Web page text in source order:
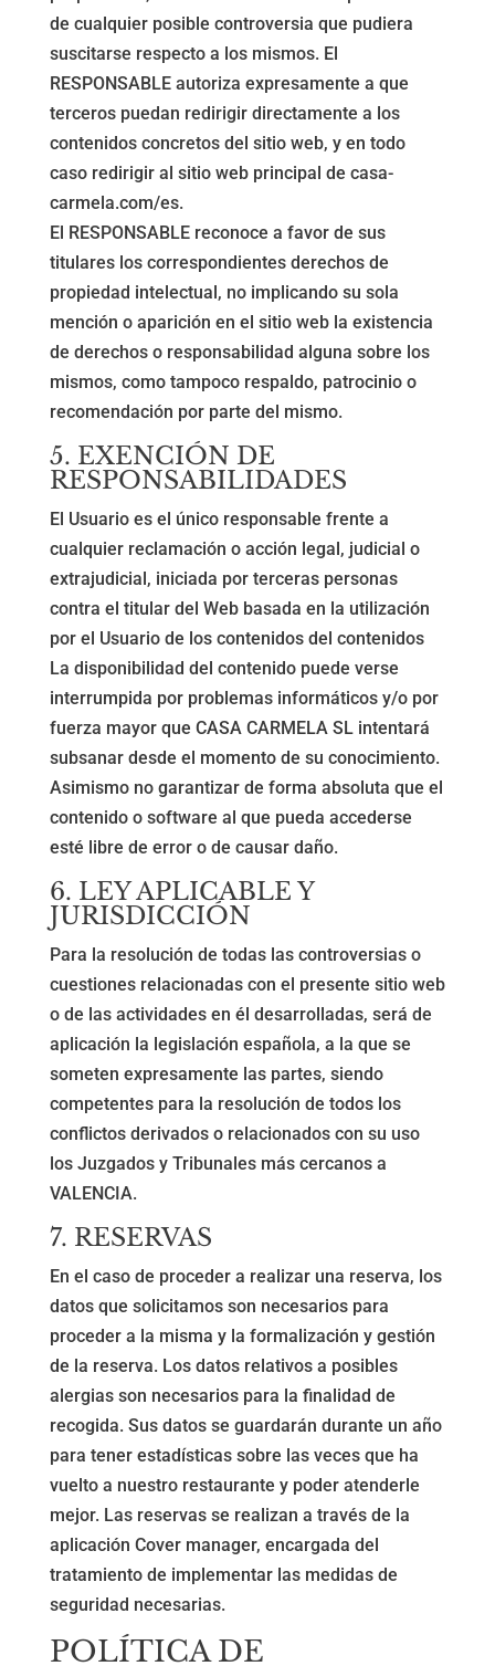
de cualquier posible controversia que pudiera
suscitarse respecto a los mismos. El
RESPONSABLE autoriza expresamente a que
terceros puedan redirigir directamente a los
contenidos concretos del sitio web, y en todo
caso redirigir al sitio web principal de casa-
carmela.com/es.
El RESPONSABLE reconoce a favor de sus
titulares los correspondientes derechos de
propiedad intelectual, no implicando su sola
mención o aparición en el sitio web la existencia
de derechos o responsabilidad alguna sobre los
mismos, como tampoco respaldo, patrocinio o
recomendación por parte del mismo.
5. EXENCIÓN DE
RESPONSABILIDADES
El Usuario es el único responsable frente a
cualquier reclamación o acción legal, judicial o
extrajudicial, iniciada por terceras personas
contra el titular del Web basada en la utilización
por el Usuario de los contenidos del contenidos
La disponibilidad del contenido puede verse
interrumpida por problemas informáticos y/o por
fuerza mayor que CASA CARMELA SL intentará
subsanar desde el momento de su conocimiento.
Asimismo no garantizar de forma absoluta que el
contenido o software al que pueda accederse
esté libre de error o de causar daño.
6. LEY APLICABLE Y
JURISDICCIÓN
Para la resolución de todas las controversias o
cuestiones relacionadas con el presente sitio web
o de las actividades en él desarrolladas, será de
aplicación la legislación española, a la que se
someten expresamente las partes, siendo
competentes para la resolución de todos los
conflictos derivados o relacionados con su uso
los Juzgados y Tribunales más cercanos a
VALENCIA.
7. RESERVAS
En el caso de proceder a realizar una reserva, los
datos que solicitamos son necesarios para
proceder a la misma y la formalización y gestión
de la reserva. Los datos relativos a posibles
alergias son necesarios para la finalidad de
recogida. Sus datos se guardarán durante un año
para tener estadísticas sobre las veces que ha
vuelto a nuestro restaurante y poder atenderle
mejor. Las reservas se realizan a través de la
aplicación Cover manager, encargada del
tratamiento de implementar las medidas de
seguridad necesarias.
POLÍTICA DE